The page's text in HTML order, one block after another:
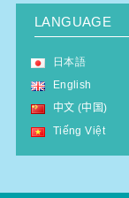
LANGUAGE
日本語
English
中文 (中国)
Tiếng Việt